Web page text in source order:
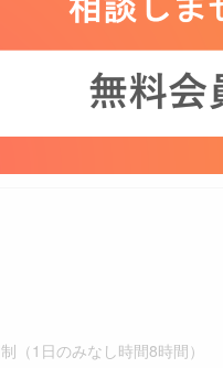
テクニカルサポート、営業
傷被覆/血糖測定器/ME機器
営業職（サービス系）／営
ト、学術/MA/テクニカルサ
ER） 、医療従事者／看護
（1日のみなし時間8時間）